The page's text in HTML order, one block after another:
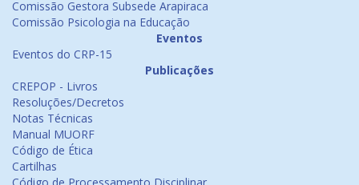
Comissão Gestora Subsede Arapiraca
Comissão Psicologia na Educação
Eventos
Eventos do CRP-15
Publicações
CREPOP - Livros
Resoluções/Decretos
Notas Técnicas
Manual MUORF
Código de Ética
Cartilhas